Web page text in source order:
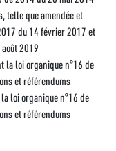
telle que amendée et
du 14 février 2017 et
2019
la loi organique n°16 de
et référendums
loi organique n°16 de
et référendums